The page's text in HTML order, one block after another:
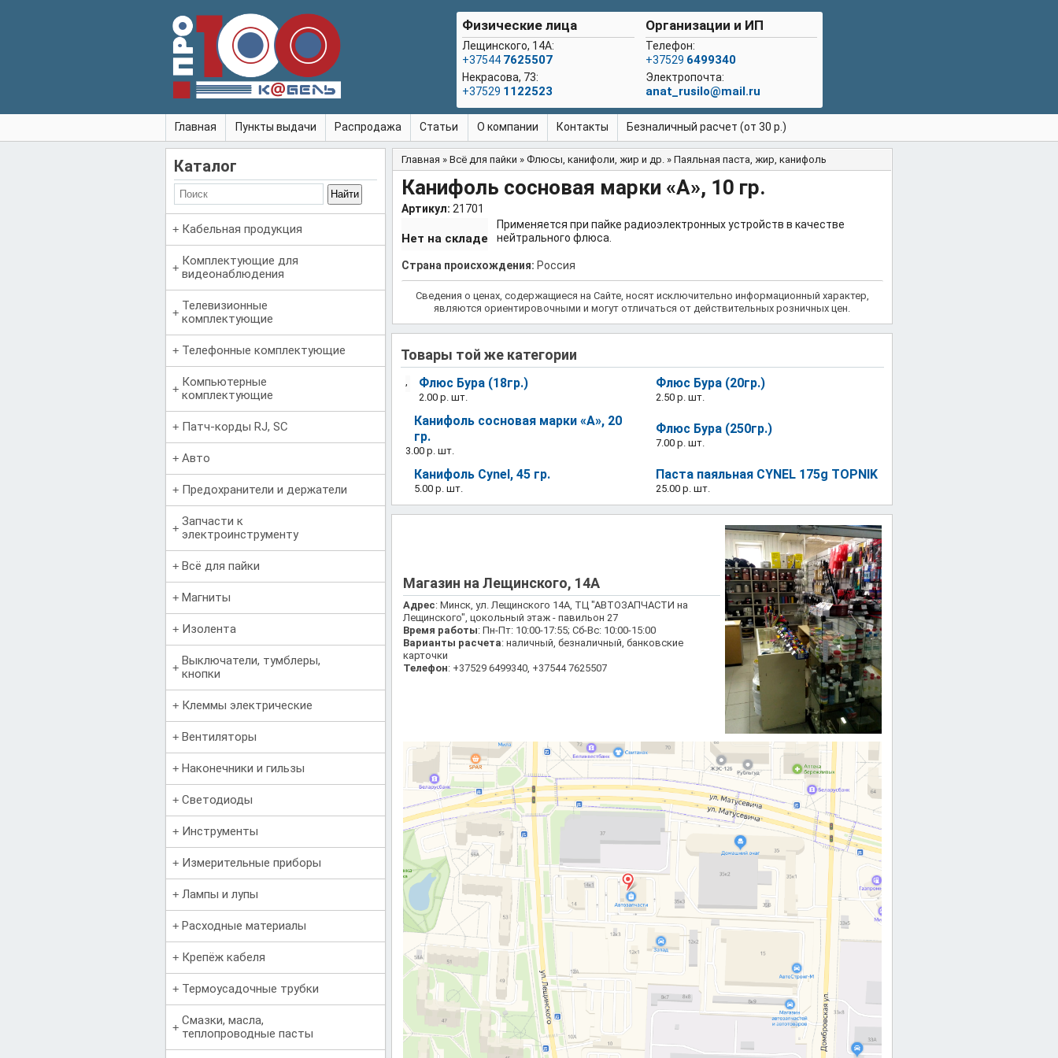
Физические лица
Лещинского, 14А:
+37544 7625507
Некрасова, 73:
+37529 1122523
Организации и ИП
Телефон:
+37529 6499340
Электропочта:
anat_rusilo@mail.ru
Главная Пункты выдачи Распродажа Статьи О компании Контакты Безналичный расчет (от 30 р.)
Вы здесь
Главная » Всё для пайки » Флюсы, канифоли, жир и др. » Паяльная паста, жир, канифоль
Канифоль сосновая марки «А», 10 гр.
Артикул: 21701
Нет на складе
Применяется при пайке радиоэлектронных устройств в качестве
нейтрального флюса.
Страна происхождения: Россия
Сведения о ценах, содержащиеся на Сайте, носят исключительно информационный характер,
являются ориентировочными и могут отличаться от действительных розничных цен.
Каталог
Кабельная продукция
Комплектующие для
видеонаблюдения
Телевизионные
комплектующие
Телефонные комплектующие
Компьютерные
комплектующие
Патч-корды RJ, SC
Авто
Предохранители и держатели
Запчасти к
электроинструменту
Всё для пайки
Магниты
Изолента
Выключатели, тумблеры,
кнопки
Клеммы электрические
Вентиляторы
Наконечники и гильзы
Светодиоды
Инструменты
Измерительные приборы
Лампы и лупы
Расходные материалы
Крепёж кабеля
Термоусадочные трубки
Смазки, масла,
теплопроводные пасты
Товары той же категории
Флюс Бура (18гр.)
2.00 р. шт.
Флюс Бура (20гр.)
2.50 р. шт.
Канифоль сосновая марки «А», 20
гр.
3.00 р. шт.
Флюс Бура (250гр.)
7.00 р. шт.
Канифоль Cynel, 45 гр.
5.00 р. шт.
Паста паяльная CYNEL 175g TOPNIK
25.00 р. шт.
Магазин на Лещинского, 14А
Адрес: Минск, ул. Лещинского 14А, ТЦ "АВТОЗАПЧАСТИ на
Лещинского", цокольный этаж - павильон 27
Время работы: Пн-Пт: 10:00-17:55; Сб-Вс: 10:00-15:00
Варианты расчета: наличный, безналичный, банковские
карточки
Телефон: +37529 6499340, +37544 7625507